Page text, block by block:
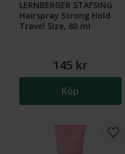
LERNBERGER STAFSING
Hairspray Strong Hold
Travel Size, 80 ml
145 kr
Köp